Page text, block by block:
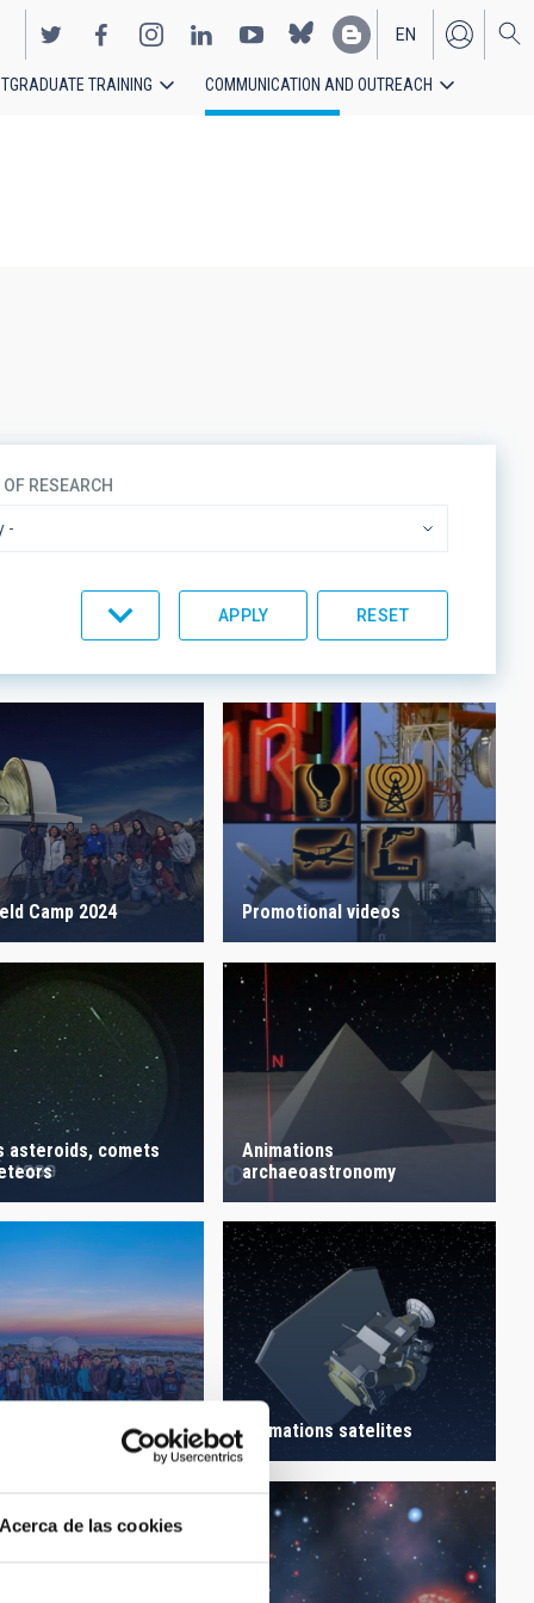
Acerca de las cookies
EN
ES
TRAINING COMMUNICATION AND OUTREACH
OF RESEARCH
ORDER
Camp 2024 Promotional videos
asteroids, comets
Animations
archaeoastronomy
Animations satelites